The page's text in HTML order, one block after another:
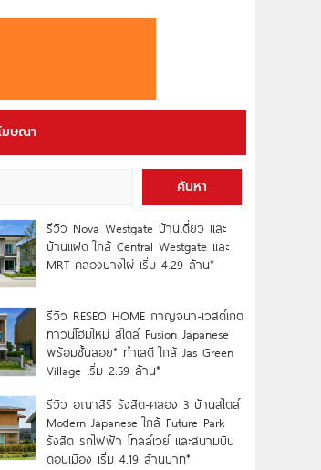
ษณา
ค้นหา
รีวิว Nova Westgate บ้านเดี่ยว และ
บ้านแฝด ใกล้ Central Westgate และ
MRT คลองบางไผ่ เริ่ม 4.29 ล้าน*
รีวิว RESEO HOME กาญจนา-เวสต์เกต
ทาวน์โฮมใหม่ สไตล์ Fusion Japanese
พร้อมชั้นลอย* ทำเลดี ใกล้ Jas Green
Village เริ่ม 2.59 ล้าน*
รีวิว อณาสิริ รังสิต-คลอง 3 บ้านสไตล์
Modern Japanese ใกล้ Future Park
รังสิต รถไฟฟ้า โทลล์เวย์ และสนามบิน
ดอนเมือง เริ่ม 4.19 ล้านบาท*